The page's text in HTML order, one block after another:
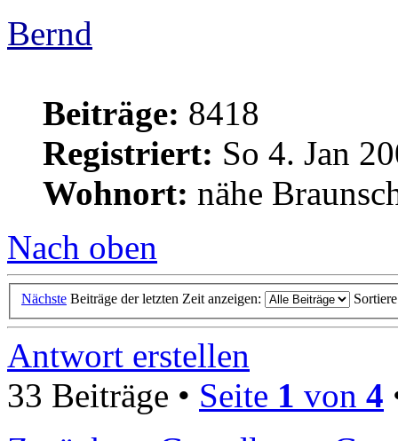
Bernd
Beiträge: 8418
Registriert: So 4. Jan
Wohnort: nähe
Nach oben
Nächste Beiträge der letzten Zeit anzeigen:
Antwort erstellen
33 Beiträge • Seite 1 von 4